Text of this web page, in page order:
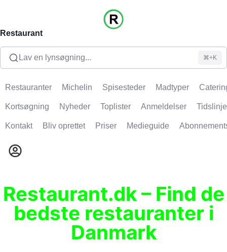
Restaurant
Lav en lynsøgning... ⌘+K
Restauranter Michelin Spisesteder Madtyper
Kortsøgning Nyheder Toplister Anmeldelser Tidslinje
Kontakt Bliv oprettet Priser Medieguide
Restaurant.dk – Find de
bedste restauranter i
Danmark